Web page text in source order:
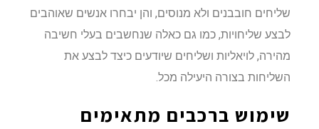
שליחים חובבנים ולא מנוסים, והן יבחרו אנשים שאוהבים
לבצע שליחויות, כמו גם כאלה שנחשבים בעלי חשיבה
מהירה, לויאליות ושליחים שיודעים כיצד לבצע את
השליחות בצורה היעילה מכל.
שימוש ברכבים מתאימים